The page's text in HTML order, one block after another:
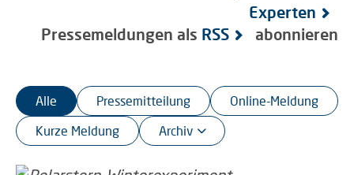
Experten
Pressemeldungen als RSS abonnieren
Alle Pressemitteilung
Online-Meldung
Kurze Meldung